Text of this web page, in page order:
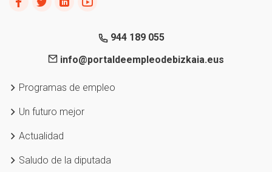
944 189 055
info@portaldeempleodebizkaia.eus
Programas de empleo
Un futuro mejor
Actualidad
Saludo de la diputada